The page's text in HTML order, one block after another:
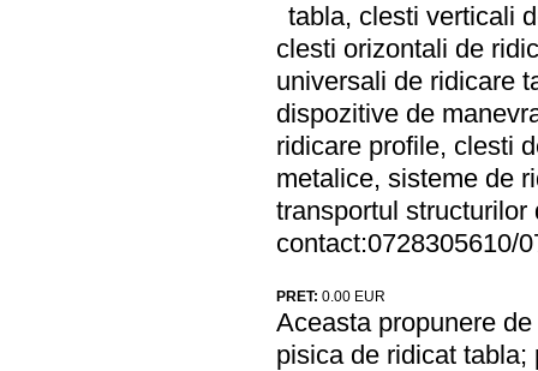
tabla, clesti verticali
clesti orizontali de
universali de ridicare
dispozitive de
ridicare profile, clesti
metalice, sisteme de
transportul structurilor
contact:0728305610/
PRET: 0.00 EUR
Aceasta propunere
pisica de ridicat